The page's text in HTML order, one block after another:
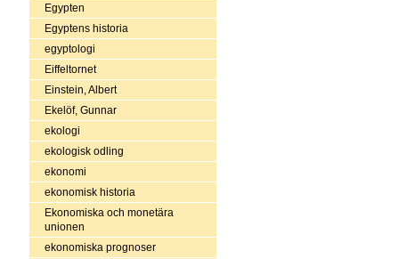
Egypten
Egyptens historia
egyptologi
Eiffeltornet
Einstein, Albert
Ekelöf, Gunnar
ekologi
ekologisk odling
ekonomi
ekonomisk historia
Ekonomiska och monetära
unionen
ekonomiska prognoser